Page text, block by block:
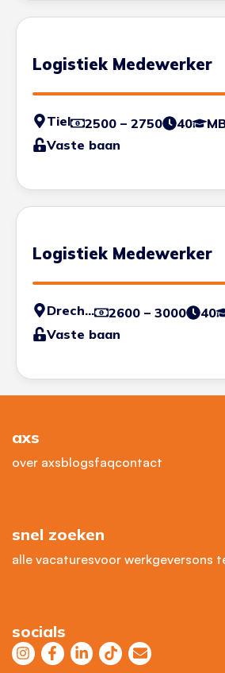
Logistiek Medewerker
Tiel 2500 – 2750 40
Vaste baan
Logistiek Medewerker
Drechtsteden 2600 – 3000 40
Vaste baan
axs
over axsblogsfaqcontact
snel zoeken
alle vacaturesvoor werkgeversons
socials